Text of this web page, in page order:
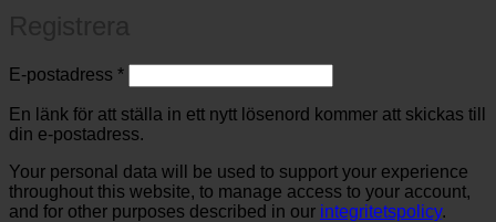
E-postadress *Obligatoriskt
En länk för att ställa in ett nytt lösenord kommer att skickas till
din e-postadress.
Your personal data will be used to support your experience
throughout this website, to manage access to your account,
and for other purposes described in our integritetspolicy.